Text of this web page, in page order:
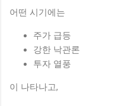
어떤 시기에는
주가 급등
강한 낙관론
투자 열풍
이 나타나고,